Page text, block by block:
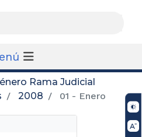
Rama Judicial
2008 01 - Enero